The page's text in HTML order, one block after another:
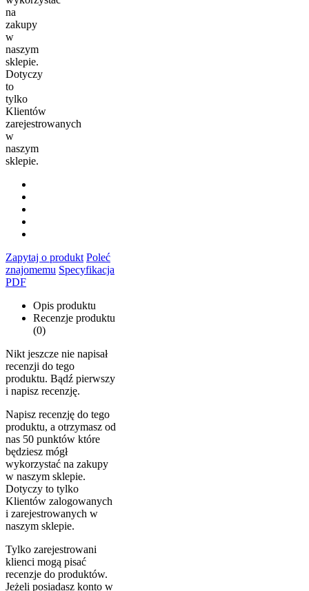
na
zakupy
w
naszym
sklepie.
Dotyczy
to
tylko
Klientów
zarejestrowanych
w
naszym
sklepie.
Zapytaj o produkt Poleć
znajomemu Specyfikacja
PDF
Opis produktu
Recenzje produktu
(0)
Nikt jeszcze nie napisał
recenzji do tego
produktu. Bądź pierwszy
i napisz recenzję.
Napisz recenzję do tego
produktu, a otrzymasz od
nas 50 punktów które
będziesz mógł
wykorzystać na zakupy
w naszym sklepie.
Dotyczy to tylko
Klientów zalogowanych
i zarejestrowanych w
naszym sklepie.
Tylko zarejestrowani
klienci mogą pisać
recenzje do produktów.
Jeżeli posiadasz konto w